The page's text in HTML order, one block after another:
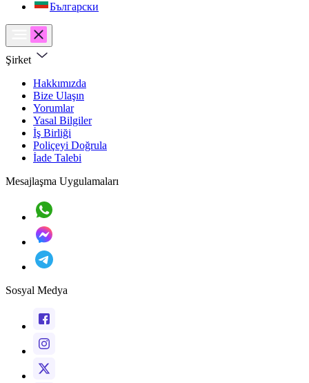
Български
Şirket
Hakkımızda
Bize Ulaşın
Yorumlar
Yasal Bilgiler
İş Birliği
Poliçeyi Doğrula
İade Talebi
Mesajlaşma Uygulamaları
Sosyal Medya